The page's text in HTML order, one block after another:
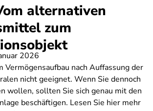
alternativen
zum
2026
Vermögensaufbau nach Auffassung der
nicht geeignet. Wenn Sie dennoch
wollen, sollten Sie sich genau mit den
beschäftigen. Lesen Sie hier mehr